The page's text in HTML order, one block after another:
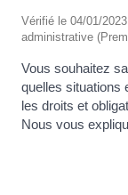
Vérifié le 04/01/
administrative
Vous souhaitez
quelles situations
les droits et
Nous vous